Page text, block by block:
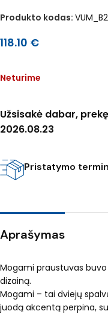
Produkto kodas:
118.10 €
Neturime
Užsisakė dabar,
2026.08.23
Pristatymo
Aprašymas
Mogami praustuvas
dizainą.
Mogami – tai dviejų
juodą akcentą perpina,